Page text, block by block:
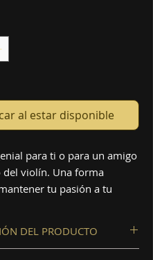
al estar disponible
para ti o para un amigo
del violín. Una forma
tu pasión a tu
DEL PRODUCTO